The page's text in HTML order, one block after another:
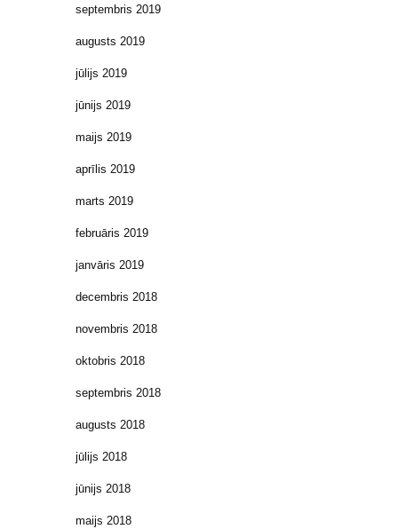
septembris 2019
augusts 2019
jūlijs 2019
jūnijs 2019
maijs 2019
aprīlis 2019
marts 2019
februāris 2019
janvāris 2019
decembris 2018
novembris 2018
oktobris 2018
septembris 2018
augusts 2018
jūlijs 2018
jūnijs 2018
maijs 2018